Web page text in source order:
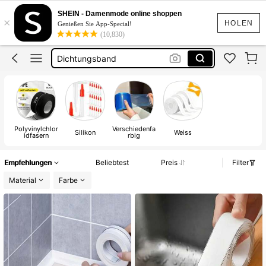
HOLEN
×
SHEIN - Damenmode online shoppen
Genießen Sie App-Special!
(10,830)
Leisten Selbstklebend
Badezimmer
Dichtungsband
Dusch Zubehör
Leisten Selbstklebend
Polyvinylchlor
idfasern Silikon Verschiedenfa
rbig Weiss
Empfehlungen Beliebtest Preis
Filter
Material
Farbe